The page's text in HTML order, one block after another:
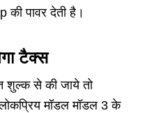
पावर देती है।
टैक्स
शुल्क से की जाये तो
मॉडल मॉडल 3 के